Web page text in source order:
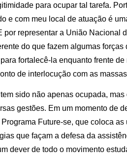
para ocupar tal tarefa.
e com meu local de atuação é
por representar a União Nacional
do que fazem algumas forças
fortalecê-la enquanto frente
de interlocução com as
sido não apenas ocupada, mas
gestões. Em um momento de
Future-se, que coloca
que façam a defesa da
dever de todo o movimento